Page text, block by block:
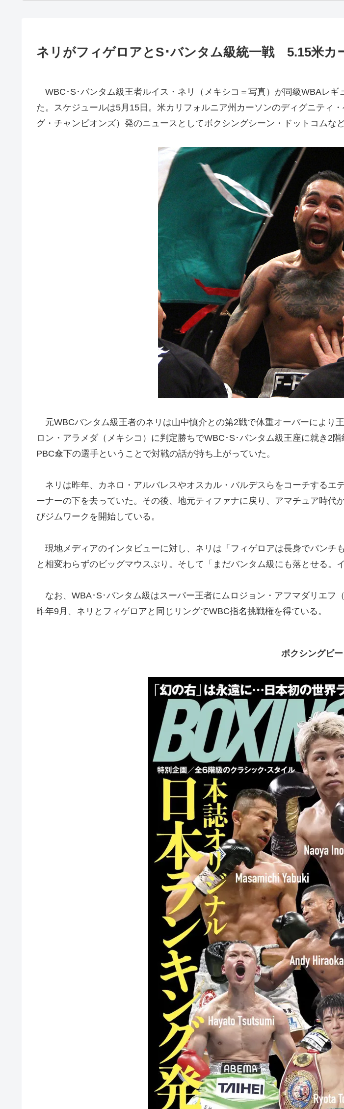
ネリがフィゲロアとS･バンタム級統一戦 5.15米カ
WBC･S･バンタム級王者ルイス・ネリ（メキシコ＝写真）が同級WBAレ
た。スケジュールは5月15日。米カリフォルニア州カーソンのディグニティ
グ・チャンピオンズ）発のニュースとしてボクシングシーン・ドットコムなど
元WBCバンタム級王者のネリは山中慎介との第2戦で体重オーバーにより
ロン・アラメダ（メキシコ）に判定勝ちでWBC･S･バンタム級王座に就き2
PBC傘下の選手ということで対戦の話が持ち上がっていた。
ネリは昨年、カネロ・アルバレスやオスカル・バルデスらをコーチするエ
ーナーの下を去っていた。その後、地元ティファナに戻り、アマチュア時
びジムワークを開始している。
現地メディアのインタビューに対し、ネリは「フィゲロアは長身でパンチ
と相変わらずのビッグマウスぶり。そして「まだバンタム級にも落とせる。
なお、WBA･S･バンタム級はスーパー王者にムロジョン・アフマダリエフ
昨年9月、ネリとフィゲロアと同じリングでWBC指名挑戦権を得ている。
ボクシングビ